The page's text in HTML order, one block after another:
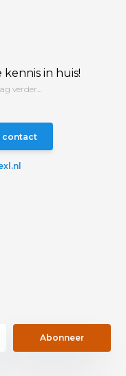
in huis!
verder...
contact
Abonneer